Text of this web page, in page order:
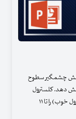
چشمگیر سطوح
خون را تا ۲۰ درصد کاهش دهد. کلسترول
LDL را تا ۲۲ درصد کاهش دهد. کلسترول HDL (کلسترول خوب) را تا ۱۱